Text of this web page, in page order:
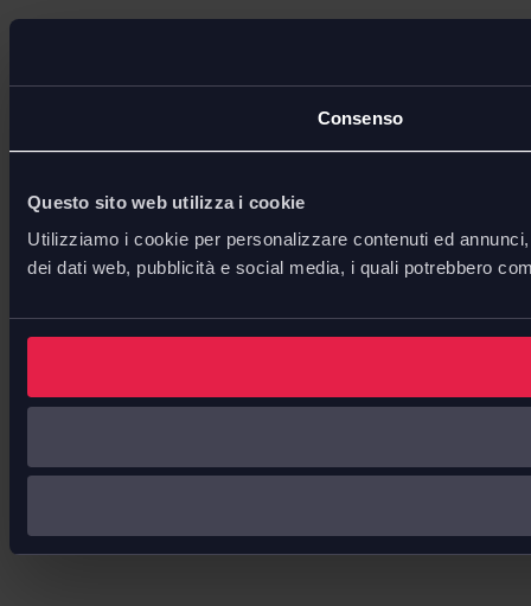
Consenso
Questo sito web utilizza i cookie
Utilizziamo i cookie per personalizzare contenuti ed
dei dati web, pubblicità e social media, i quali potrebbero